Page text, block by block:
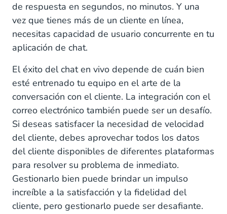
de respuesta en segundos, no minutos. Y una
vez que tienes más de un cliente en línea,
necesitas capacidad de usuario concurrente en tu
aplicación de chat.
El éxito del chat en vivo depende de cuán bien
esté entrenado tu equipo en el arte de la
conversación con el cliente. La integración con el
correo electrónico también puede ser un desafío.
Si deseas satisfacer la necesidad de velocidad
del cliente, debes aprovechar todos los datos
del cliente disponibles de diferentes plataformas
para resolver su problema de inmediato.
Gestionarlo bien puede brindar un impulso
increíble a la satisfacción y la fidelidad del
cliente, pero gestionarlo puede ser desafiante.